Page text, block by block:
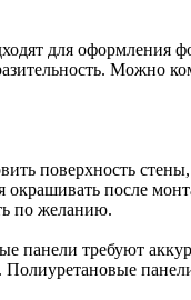
для оформления
Можно
поверхность
окрашивать после
по желанию.
панели требуют
Полиуретановые